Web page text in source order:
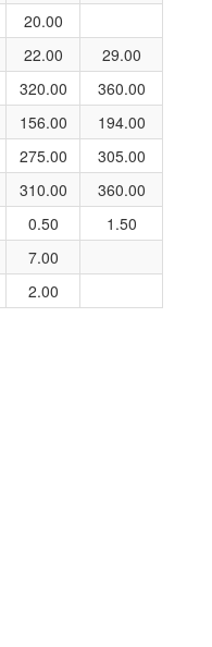
20.00
22.00
29.00
320.00
360.00
156.00
194.00
275.00
305.00
310.00
360.00
0.50
1.50
7.00
2.00